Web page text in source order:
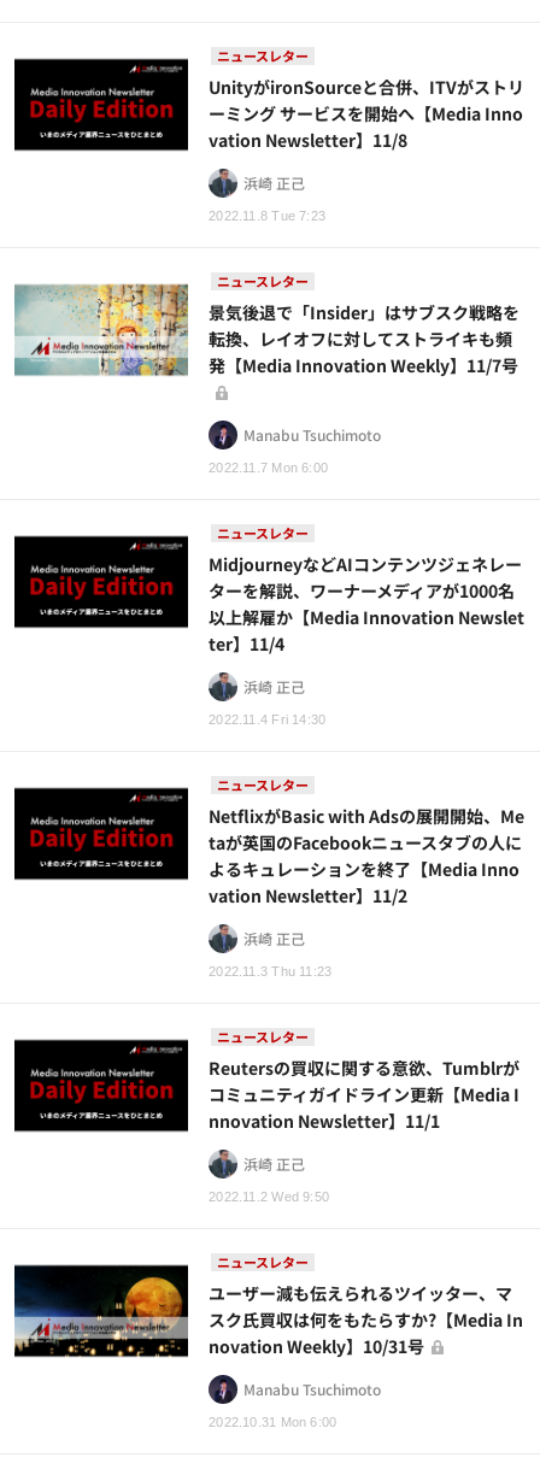
ニュースレター
2022.11.8 Tue 7:23
UnityがironSourceと合併、ITVがストリ
ーミング サービスを開始へ【Media Inno
vation Newsletter】11/8
浜崎 正己
ニュースレター
2022.11.7 Mon 6:00
景気後退で「Insider」はサブスク戦略を
転換、レイオフに対してストライキも頻
発【Media Innovation Weekly】11/7号
Manabu Tsuchimoto
ニュースレター
2022.11.4 Fri 14:30
MidjourneyなどAIコンテンツジェネレー
ターを解説、ワーナーメディアが1000名
以上解雇か【Media Innovation Newslet
ter】11/4
浜崎 正己
ニュースレター
2022.11.3 Thu 11:23
NetflixがBasic with Adsの展開開始、Me
taが英国のFacebookニュースタブの人に
よるキュレーションを終了【Media Inno
vation Newsletter】11/2
浜崎 正己
ニュースレター
2022.11.2 Wed 9:50
Reutersの買収に関する意欲、Tumblrが
コミュニティガイドライン更新【Media I
nnovation Newsletter】11/1
浜崎 正己
ニュースレター
2022.10.31 Mon 6:00
ユーザー減も伝えられるツイッター、マ
スク氏買収は何をもたらすか?【Media In
novation Weekly】10/31号
Manabu Tsuchimoto